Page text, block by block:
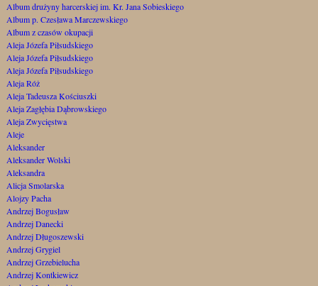
Album drużyny harcerskiej im. Kr. Jana Sobieskiego
Album p. Czesława Marczewskiego
Album z czasów okupacji
Aleja Józefa Piłsudskiego
Aleja Józefa Piłsudskiego
Aleja Józefa Piłsudskiego
Aleja Róż
Aleja Tadeusza Kościuszki
Aleja Zagłębia Dąbrowskiego
Aleja Zwycięstwa
Aleje
Aleksander
Aleksander Wolski
Aleksandra
Alicja Smolarska
Alojzy Pacha
Andrzej Bogusław
Andrzej Danecki
Andrzej Długoszewski
Andrzej Grygiel
Andrzej Grzebielucha
Andrzej Kontkiewicz